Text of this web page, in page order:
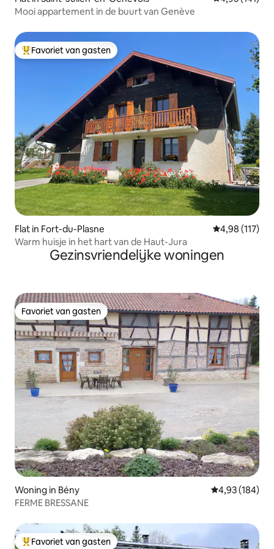
Mooi appartement in de buurt van Genève
Topfavoriet van gasten
Favoriet van gasten
Flat in Fort-du-Plasne Gemiddelde
4,98 (117)
Warm huisje in het hart van de Haut-Jura
Gezinsvriendelijke woningen
Favoriet van gasten
Favoriet van gasten
Woning in Bény Gemiddelde
4,93 (184)
FERME BRESSANE
Topfavoriet van gasten
Favoriet van gasten